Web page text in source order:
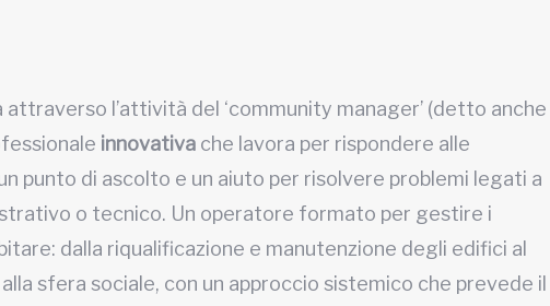
l’attività del ‘community manager’ (detto anche
innovativa che lavora per rispondere alle
punto di ascolto e un aiuto per risolvere problemi legati a
o tecnico. Un operatore formato per gestire i
dalla riqualificazione e manutenzione degli edifici al
sfera sociale, con un approccio sistemico che prevede il